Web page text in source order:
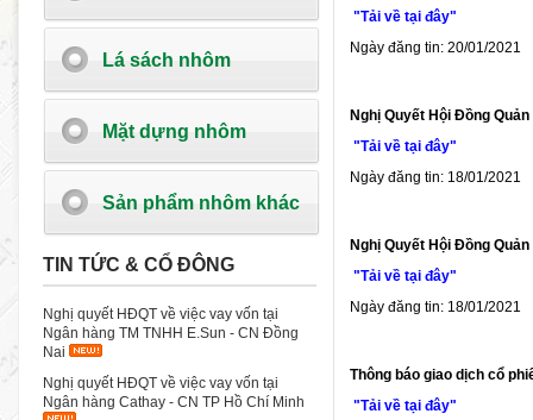
Lá sách nhôm
Mặt dựng nhôm
Sản phẩm nhôm khác
TIN TỨC & CỔ ĐÔNG
Nghị quyết HĐQT về việc vay vốn tại
Ngân hàng TM TNHH E.Sun - CN Đồng
Nai
Nghị quyết HĐQT về việc vay vốn tại
Ngân hàng Cathay - CN TP Hồ Chí Minh
"Tải về tại đây"
Ngày đăng tin: 20/01/2021
Nghị Quyết Hội Đồng
"Tải về tại đây"
Ngày đăng tin: 18/01/2021
Nghị Quyết Hội Đồng
"Tải về tại đây"
Ngày đăng tin: 18/01/2021
Thông báo giao dịch cổ
"Tải về tại đây"